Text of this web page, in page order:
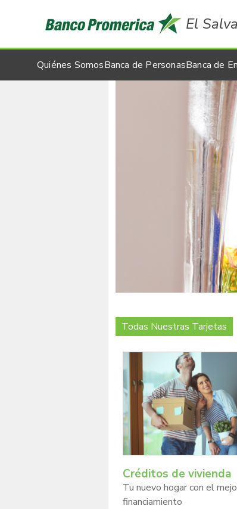
El
Quiénes SomosBanca de PersonasBanca de
Todas Nuestras Tarjetas
Créditos de vivienda
Tu nuevo hogar con el
financiamiento